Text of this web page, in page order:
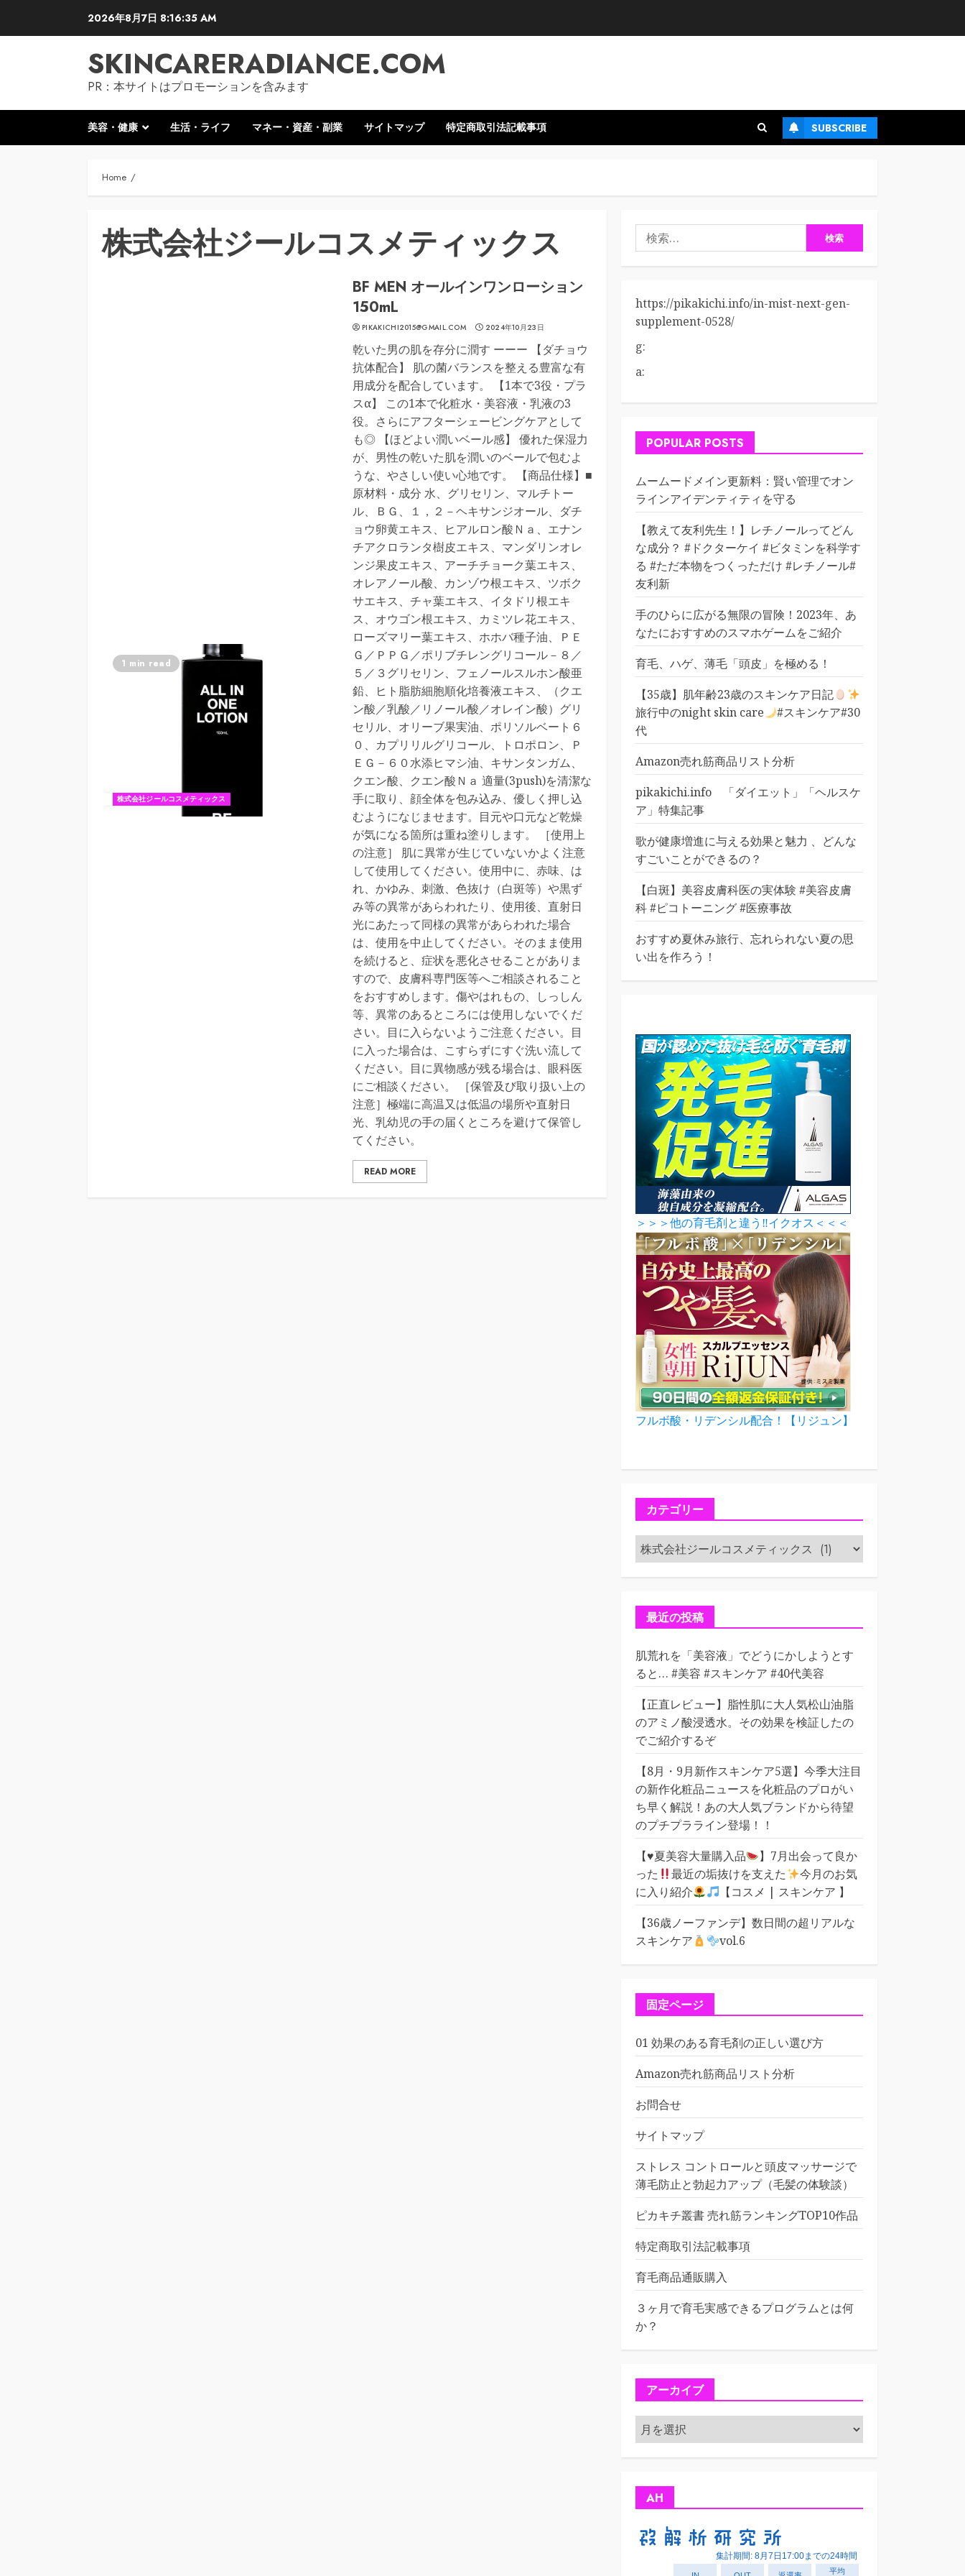
2026年8月7日 8:16:36 AM
SKINCARERADIANCE.COM
PR：本サイトはプロモーションを含みます
美容・健康 生活・ライフ マネー・資産・副業 サイトマップ 特定商取引法記載事項 SUBSCRIBE
Home
株式会社ジールコスメティックス
1 min read
株式会社ジールコスメティックス
BF MEN オールインワンローション
150mL
PIKAKICHI2015@GMAIL.COM 2024年10月23日
乾いた男の肌を存分に潤す ーーー 【ダチョウ
抗体配合】 肌の菌バランスを整える豊富な有
用成分を配合しています。 【1本で3役・プラ
スα】 この1本で化粧水・美容液・乳液の3
役。さらにアフターシェービングケアとして
も◎ 【ほどよい潤いベール感】 優れた保湿力
が、男性の乾いた肌を潤いのベールで包むよ
うな、やさしい使い心地です。 【商品仕様】■
原材料・成分 水、グリセリン、マルチトー
ル、ＢＧ、１，２－ヘキサンジオール、ダチ
ョウ卵黄エキス、ヒアルロン酸Ｎａ、エナン
チアクロランタ樹皮エキス、マンダリンオレ
ンジ果皮エキス、アーチチョーク葉エキス、
オレアノール酸、カンゾウ根エキス、ツボク
サエキス、チャ葉エキス、イタドリ根エキ
ス、オウゴン根エキス、カミツレ花エキス、
ローズマリー葉エキス、ホホバ種子油、ＰＥ
Ｇ／ＰＰＧ／ポリブチレングリコール－８／
５／３グリセリン、フェノールスルホン酸亜
鉛、ヒト脂肪細胞順化培養液エキス、（クエ
ン酸／乳酸／リノール酸／オレイン酸）グリ
セリル、オリーブ果実油、ポリソルベート６
０、カプリリルグリコール、トロポロン、Ｐ
ＥＧ－６０水添ヒマシ油、キサンタンガム、
クエン酸、クエン酸Ｎａ 適量(3push)を清潔な
手に取り、顔全体を包み込み、優しく押し込
むようになじませます。目元や口元など乾燥
が気になる箇所は重ね塗りします。 ［使用上
の注意］ 肌に異常が生じていないかよく注意
して使用してください。使用中に、赤味、は
れ、かゆみ、刺激、色抜け（白斑等）や黒ず
み等の異常があらわれたり、使用後、直射日
光にあたって同様の異常があらわれた場合
は、使用を中止してください。そのまま使用
を続けると、症状を悪化させることがありま
すので、皮膚科専門医等へご相談されること
をおすすめします。傷やはれもの、しっしん
等、異常のあるところには使用しないでくだ
さい。目に入らないようご注意ください。目
に入った場合は、こすらずにすぐ洗い流して
ください。目に異物感が残る場合は、眼科医
にご相談ください。 ［保管及び取り扱い上の
注意］極端に高温又は低温の場所や直射日
光、乳幼児の手の届くところを避けて保管し
てください。
READ MORE
検
索:
https://pikakichi.info/in-mist-next-gen-
supplement-0528/
g:
a:
POPULAR POSTS
ムームードメイン更新料：賢い管理でオン
ラインアイデンティティを守る
【教えて友利先生！】レチノールってどん
な成分？ #ドクターケイ #ビタミンを科学す
る #ただ本物をつくっただけ #レチノール#
友利新
手のひらに広がる無限の冒険！2023年、あ
なたにおすすめのスマホゲームをご紹介
育毛、ハゲ、薄毛「頭皮」を極める！
【35歳】肌年齢23歳のスキンケア日記
旅行中のnight skin care
#スキンケア#30
代
Amazon売れ筋商品リスト分析
pikakichi.info 「ダイエット」「ヘルスケ
ア」特集記事
歌が健康増進に与える効果と魅力 、どんな
すごいことができるの？
【白斑】美容皮膚科医の実体験 #美容皮膚
科 #ピコトーニング #医療事故
おすすめ夏休み旅行、忘れられない夏の思
い出を作ろう！
＞＞＞他の育毛剤と違う‼イクオス＜＜＜
フルボ酸・リデンシル配合！【リジュン】
カテゴリー
カ
テ
ゴ
ー最近の投稿
肌荒れを「美容液」でどうにかしようとす
ると… #美容 #スキンケア #40代美容
【正直レビュー】脂性肌に大人気松山油脂
のアミノ酸浸透水。その効果を検証したの
でご紹介するぞ
【8月・9月新作スキンケア5選】今季大注目
の新作化粧品ニュースを化粧品のプロがい
ち早く解説！あの大人気ブランドから待望
のプチプラライン登場！！
【♥️夏美容大量購入品
】7月出会って良か
った
最近の垢抜けを支えた
今月のお気
に入り紹介
【コスメ | スキンケア 】
【36歳ノーファンデ】数日間の超リアルな
スキンケア
vol.6
固定ページ
01 効果のある育毛剤の正しい選び方
Amazon売れ筋商品リスト分析
お問合せ
サイトマップ
ストレス コントロールと頭皮マッサージで
薄毛防止と勃起力アップ（毛髪の体験談）
ピカキチ叢書 売れ筋ランキングTOP10作品
特定商取引法記載事項
育毛商品通販購入
３ヶ月で育毛実感できるプログラムとは何
か？
アーカイブ
ア
ー
カ
AH